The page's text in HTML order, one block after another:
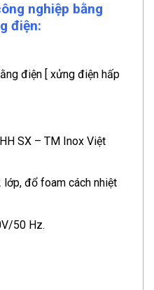
nghiệp bằng
điện:
điện [ xửng điện hấp
SX – TM Inox Việt
đổ foam cách nhiệt
50 Hz.